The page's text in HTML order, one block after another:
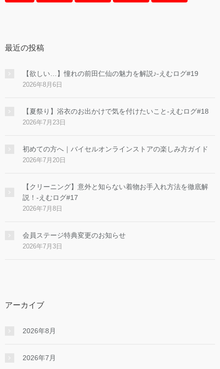
最近の投稿
【欲しい…】憧れの前田仁仙の魅力を解説♪-えむログ#19
2026年8月6日
【夏祭り】浴衣のお出かけで気を付けたいこと-えむログ#18
2026年7月23日
初めての方へ｜バイセルオンラインストアの楽しみ方ガイド
2026年7月20日
【クリーニング】意外と知らない着物お手入れ方法を徹底解
説！-えむログ#17
2026年7月8日
会員ステージ特典変更のお知らせ
2026年7月3日
アーカイブ
2026年8月
2026年7月